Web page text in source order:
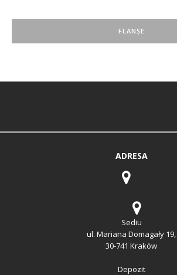
FLANȘE
ADRESA
Sediu
ul. Mariana Domagały 19,
30-741 Kraków
Depozit